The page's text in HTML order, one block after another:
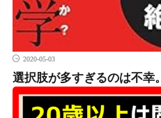
2020-05-03
選択肢が多すぎるのは不幸。